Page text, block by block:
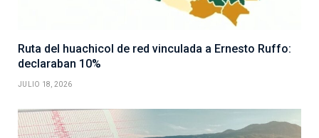
Ruta del huachicol de red vinculada a Ernesto Ruffo:
declaraban 10%
JULIO 18, 2026